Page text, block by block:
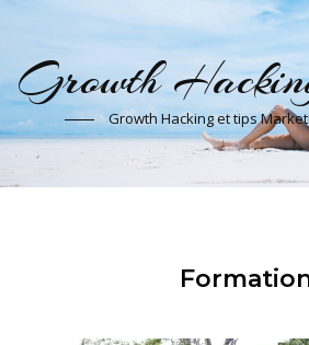
Growth
Growth Hacking et tips